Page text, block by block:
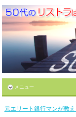
メニュー
元エリート銀行マンが教